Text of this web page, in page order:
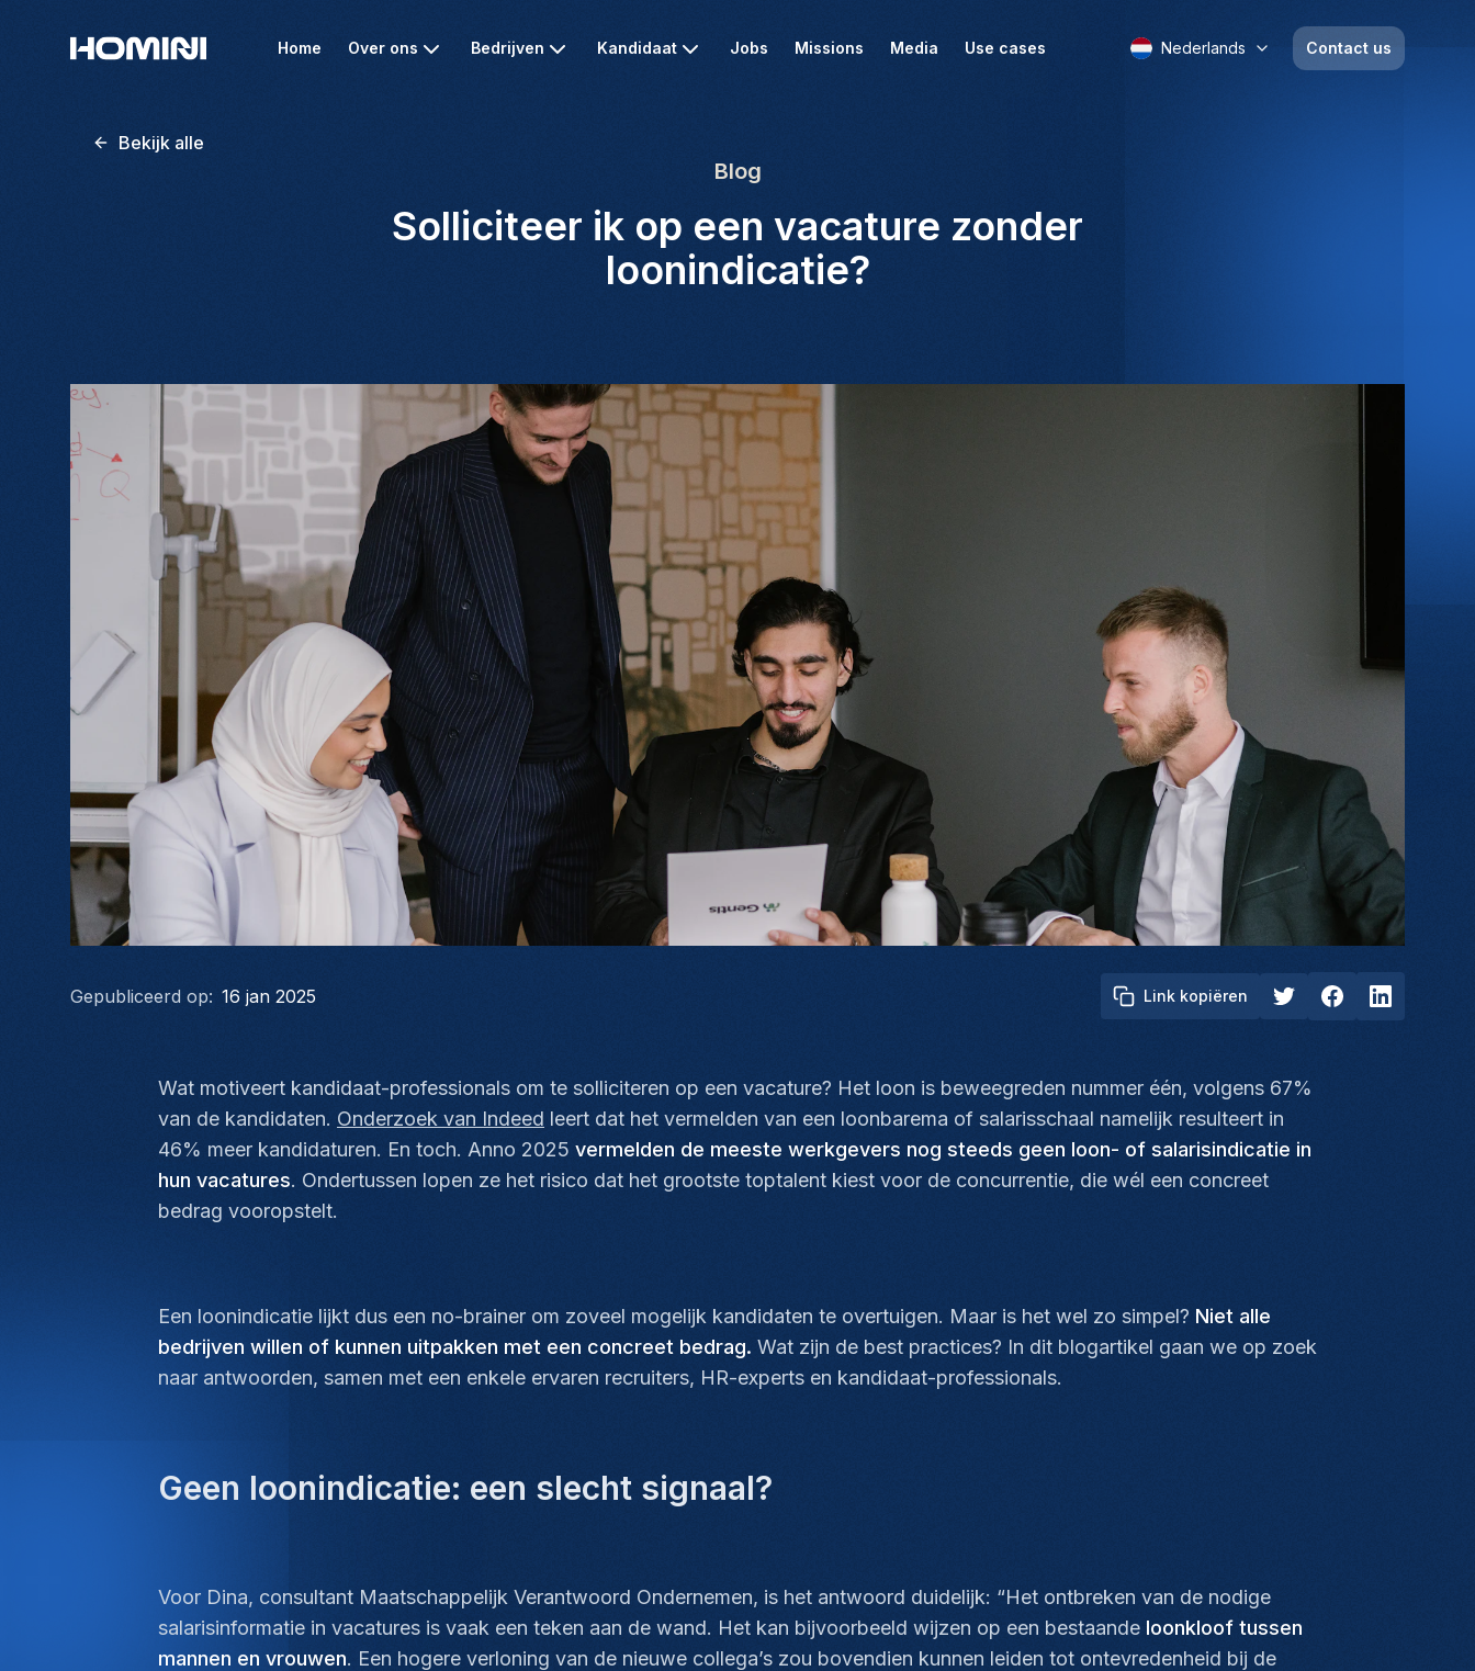
Home Over ons Bedrijven Kandidaat Jobs Missions Media Use cases Nederlands Contact us
Bekijk alle
Blog
Solliciteer ik op een vacature zonder
loonindicatie?
Gepubliceerd op: 16 jan 2025 Link kopiëren
Wat motiveert kandidaat-professionals om te solliciteren op een vacature? Het loon is beweegreden nummer één, volgens 67%
van de kandidaten. Onderzoek van Indeed leert dat het vermelden van een loonbarema of salarisschaal namelijk resulteert in
46% meer kandidaturen. En toch. Anno 2025 vermelden de meeste werkgevers nog steeds geen loon- of salarisindicatie in
hun vacatures. Ondertussen lopen ze het risico dat het grootste toptalent kiest voor de concurrentie, die wél een concreet
bedrag vooropstelt.
Een loonindicatie lijkt dus een no-brainer om zoveel mogelijk kandidaten te overtuigen. Maar is het wel zo simpel? Niet alle
bedrijven willen of kunnen uitpakken met een concreet bedrag. Wat zijn de best practices? In dit blogartikel gaan we op zoek
naar antwoorden, samen met een enkele ervaren recruiters, HR-experts en kandidaat-professionals.
Geen loonindicatie: een slecht signaal?
Voor Dina, consultant Maatschappelijk Verantwoord Ondernemen, is het antwoord duidelijk: “Het ontbreken van de nodige
salarisinformatie in vacatures is vaak een teken aan de wand. Het kan bijvoorbeeld wijzen op een bestaande loonkloof tussen
mannen en vrouwen. Een hogere verloning van de nieuwe collega’s zou bovendien kunnen leiden tot ontevredenheid bij de